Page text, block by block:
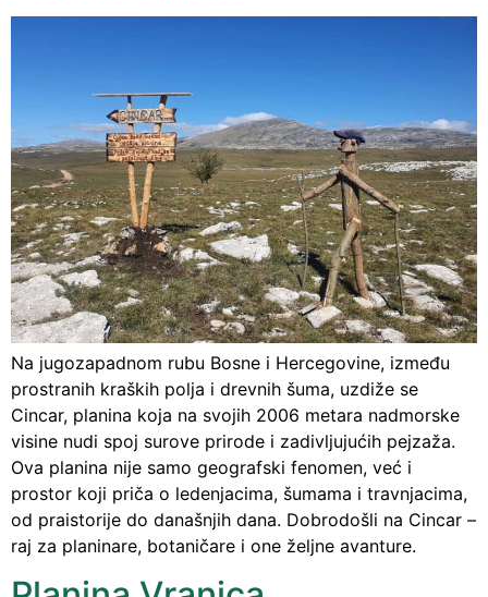
Na jugozapadnom rubu Bosne i Hercegovine, između
prostranih kraških polja i drevnih šuma, uzdiže se
Cincar, planina koja na svojih 2006 metara nadmorske
visine nudi spoj surove prirode i zadivljujućih pejzaža.
Ova planina nije samo geografski fenomen, već i
prostor koji priča o ledenjacima, šumama i travnjacima,
od praistorije do današnjih dana. Dobrodošli na Cincar –
raj za planinare, botaničare i one željne avanture.